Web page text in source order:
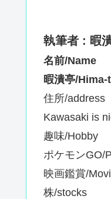
執筆者 : 暇
名前/Name
暇潰亭/
住所/address
Kawasaki is
趣味/Hobby
ポケモンGO/
映画鑑賞/
株/stocks